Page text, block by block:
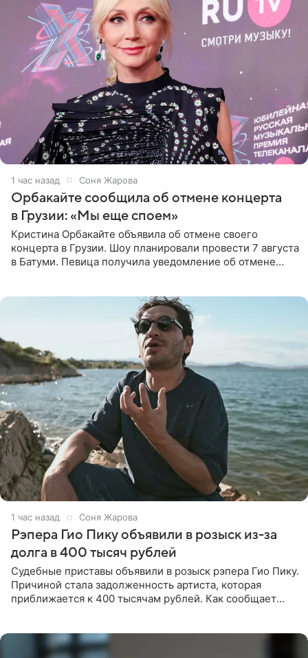
1 час назад Соня Жарова
Орбакайте сообщила об отмене концерта
в Грузии: «Мы еще споем»
Кристина Орбакайте объявила об отмене своего
концерта в Грузии. Шоу планировали провести 7 августа
в Батуми. Певица получила уведомление об отмене
1 час назад Соня Жарова
Рэпера Гио Пику объявили в розыск из-за
долга в 400 тысяч рублей
Судебные приставы объявили в розыск рэпера Гио Пику.
Причиной стала задолженность артиста, которая
приближается к 400 тысячам рублей. Как сообщает